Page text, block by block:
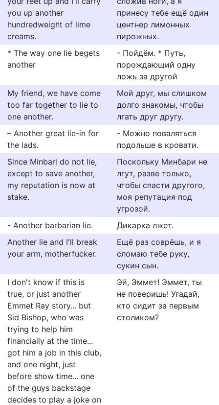
you up another
hundredweight of lime
creams.
принесу тебе ещё один
центнер лимонных
пирожных.
* The way one lie begets
another
- Пойдём. * Путь,
порождающий одну
ложь за другой
My friend, we have come
too far together to lie to
one another.
Мой друг, мы слишком
долго знакомы, чтобы
лгать друг другу.
– Another great lie-in for
the lads.
- Можно поваляться
подольше в кровати.
Since Minbari do not lie,
except to save another,
my reputation is now at
stake.
Поскольку Минбари не
лгут, разве только,
чтобы спасти другого,
моя репутация под
угрозой.
- Another barbarian lie.
Дикарка лжет.
Another lie and I'll break
your arm, motherfucker.
Ещё раз соврёшь, и я
сломаю тебе руку,
сукин сын.
I don't know if this is
true, or just another
Emmet Ray story... but
Sid Bishop, who was
trying to help him
financially at the time...
got him a job in this club,
and one night, just
before show time... one
of the guys backstage
decides to play a joke on
Эй, Эммет! Эммет, ты
не поверишь! Угадай,
кто сидит за первым
столиком?